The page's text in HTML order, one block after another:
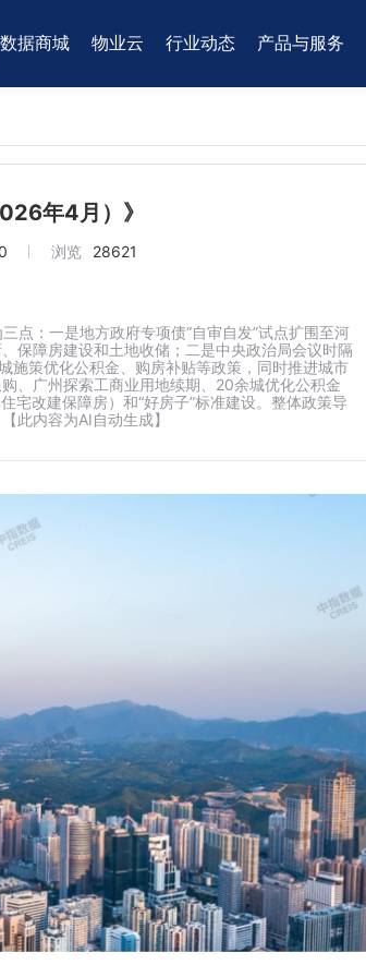
数据商城 物业云 行业动态 产品与服务
年4月）》
浏览 28621
点：一是地方政府专项债“自审自发”试点扩围至河
保障房建设和土地收储；二是中央政治局会议时隔
施策优化公积金、购房补贴等政策，同时推进城市
、广州探索工商业用地续期、20余城优化公积金
改建保障房）和“好房子”标准建设。整体政策导
此内容为AI自动生成】
中国保租房筹集模式全景复盘